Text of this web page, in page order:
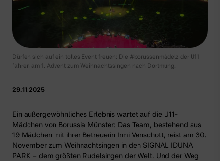
Dürfen sich auf ein tolles Event freuen: Die #borussenmädelz der U11
fahren am 1. Advent zum Weihnachtssingen nach Dortmung.
29.11.2025
Ein außergewöhnliches Erlebnis wartet auf die U11-
Mädchen von Borussia Münster: Das Team, bestehend aus
19 Mädchen mit ihrer Betreuerin Irmi Venschott, reist am 30.
November zum Weihnachtsingen in den SIGNAL IDUNA
PARK – dem größten Rudelsingen der Welt. Und der Weg